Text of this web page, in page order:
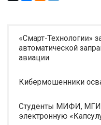
«Смарт-Технологии»
автоматической
авиации
Кибермошенники
Студенты МИФИ,
электронную